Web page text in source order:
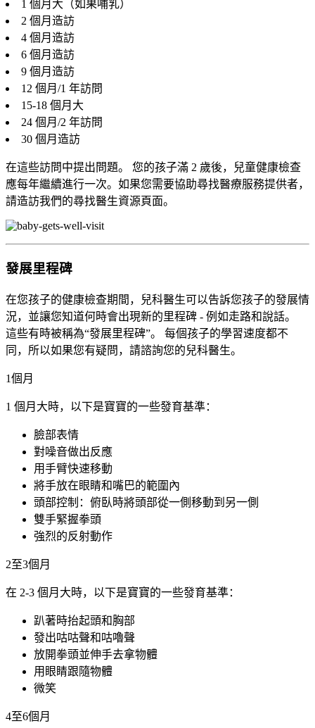
1 個月大（如果哺乳）
2 個月造訪
4 個月造訪
6 個月造訪
9 個月造訪
12 個月/1 年訪問
15-18 個月大
24 個月/2 年訪問
30 個月造訪
在這些訪問中提出問題。 您的孩子滿 2 歲後，兒童健康檢查
應每年繼續進行一次。如果您需要協助尋找醫療服務提供者，
請造訪我們的尋找醫生資源頁面。
發展里程碑
在您孩子的健康檢查期間，兒科醫生可以告訴您孩子的發展情
況，並讓您知道何時會出現新的里程碑 - 例如走路和說話。
這些有時被稱為“發展里程碑”。 每個孩子的學習速度都不
同，所以如果您有疑問，請諮詢您的兒科醫生。
1個月
1 個月大時，以下是寶寶的一些發育基準：
臉部表情
對噪音做出反應
用手臂快速移動
將手放在眼睛和嘴巴的範圍內
頭部控制：俯臥時將頭部從一側移動到另一側
雙手緊握拳頭
強烈的反射動作
2至3個月
在 2-3 個月大時，以下是寶寶的一些發育基準：
趴著時抬起頭和胸部
發出咕咕聲和咕嚕聲
放開拳頭並伸手去拿物體
用眼睛跟隨物體
微笑
4至6個月